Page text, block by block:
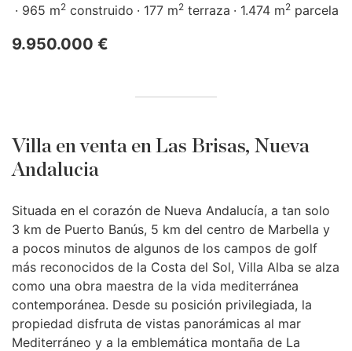
965 m2 construido 177 m2 terraza 1.474 m2 parcela
9.950.000 €
Villa en venta en Las Brisas, Nueva
Andalucia
Situada en el corazón de Nueva Andalucía, a tan solo
3 km de Puerto Banús, 5 km del centro de Marbella y
a pocos minutos de algunos de los campos de golf
más reconocidos de la Costa del Sol, Villa Alba se alza
como una obra maestra de la vida mediterránea
contemporánea. Desde su posición privilegiada, la
propiedad disfruta de vistas panorámicas al mar
Mediterráneo y a la emblemática montaña de La